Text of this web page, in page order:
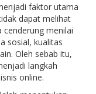
faktor utama
dapat melihat
cenderung menilai
sosial, kualitas
Oleh sebab itu,
langkah
online.